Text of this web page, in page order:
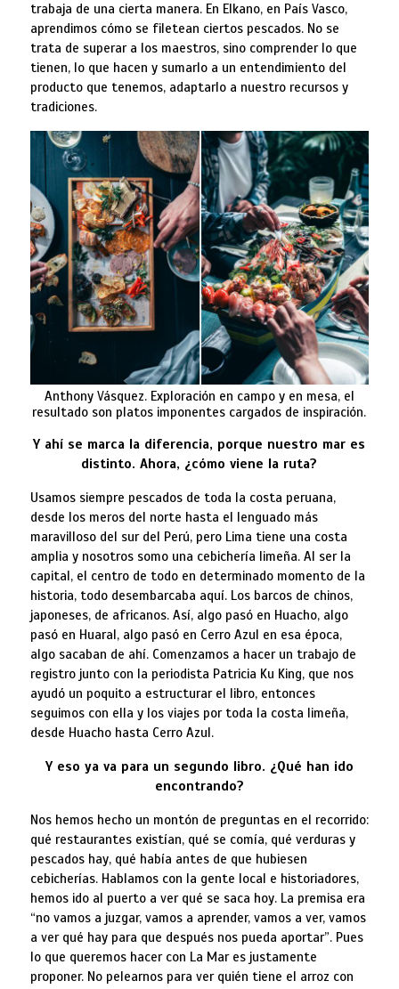
trabaja de una cierta manera. En Elkano, en País Vasco,
aprendimos cómo se filetean ciertos pescados. No se
trata de superar a los maestros, sino comprender lo que
tienen, lo que hacen y sumarlo a un entendimiento del
producto que tenemos, adaptarlo a nuestro recursos y
tradiciones.
Anthony Vásquez. Exploración en campo y en mesa, el
resultado son platos imponentes cargados de inspiración.
Y ahí se marca la diferencia, porque nuestro mar es
distinto. Ahora, ¿cómo viene la ruta?
Usamos siempre pescados de toda la costa peruana,
desde los meros del norte hasta el lenguado más
maravilloso del sur del Perú, pero Lima tiene una costa
amplia y nosotros somo una cebichería limeña. Al ser la
capital, el centro de todo en determinado momento de la
historia, todo desembarcaba aquí. Los barcos de chinos,
japoneses, de africanos. Así, algo pasó en Huacho, algo
pasó en Huaral, algo pasó en Cerro Azul en esa época,
algo sacaban de ahí. Comenzamos a hacer un trabajo de
registro junto con la periodista Patricia Ku King, que nos
ayudó un poquito a estructurar el libro, entonces
seguimos con ella y los viajes por toda la costa limeña,
desde Huacho hasta Cerro Azul.
Y eso ya va para un segundo libro. ¿Qué han ido
encontrando?
Nos hemos hecho un montón de preguntas en el recorrido:
qué restaurantes existían, qué se comía, qué verduras y
pescados hay, qué había antes de que hubiesen
cebicherías. Hablamos con la gente local e historiadores,
hemos ido al puerto a ver qué se saca hoy. La premisa era
“no vamos a juzgar, vamos a aprender, vamos a ver, vamos
a ver qué hay para que después nos pueda aportar”. Pues
lo que queremos hacer con La Mar es justamente
proponer. No pelearnos para ver quién tiene el arroz con